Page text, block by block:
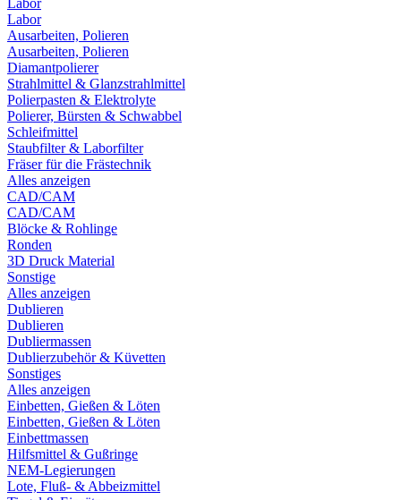
Labor
Labor
Ausarbeiten, Polieren
Ausarbeiten, Polieren
Diamantpolierer
Strahlmittel & Glanzstrahlmittel
Polierpasten & Elektrolyte
Polierer, Bürsten & Schwabbel
Schleifmittel
Staubfilter & Laborfilter
Fräser für die Frästechnik
Alles anzeigen
CAD/CAM
CAD/CAM
Blöcke & Rohlinge
Ronden
3D Druck Material
Sonstige
Alles anzeigen
Dublieren
Dublieren
Dubliermassen
Dublierzubehör & Küvetten
Sonstiges
Alles anzeigen
Einbetten, Gießen & Löten
Einbetten, Gießen & Löten
Einbettmassen
Hilfsmittel & Gußringe
NEM-Legierungen
Lote, Fluß- & Abbeizmittel